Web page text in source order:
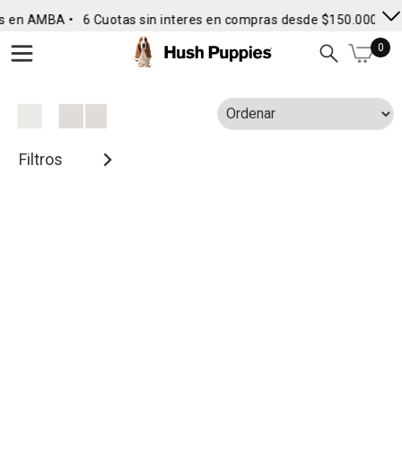
en AMBA • 6 Cuotas sin interes en compras desde $150.000 •
0
Filtros